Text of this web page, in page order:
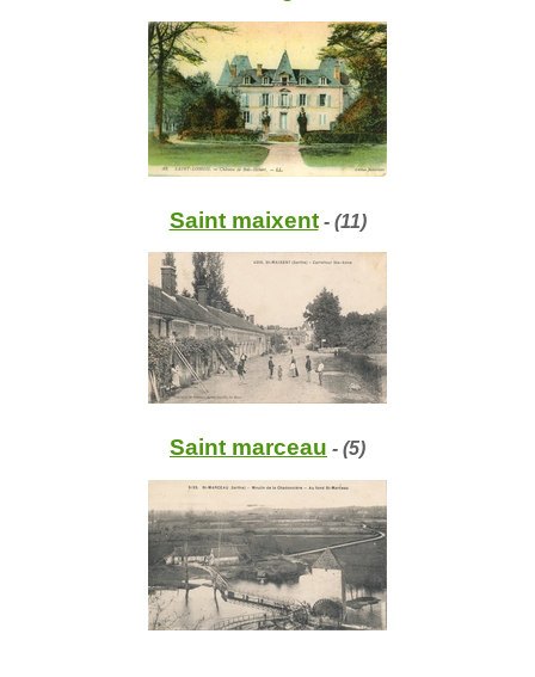
Saint maixent- (11)
Saint marceau - (5)